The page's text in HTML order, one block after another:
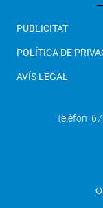
PUBLICITAT
POLÍTICA DE
AVÍS LEGAL
Telèfon